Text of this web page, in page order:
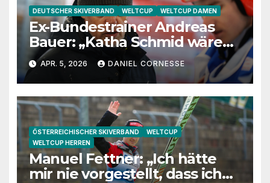
DEUTSCHER SKIVERBAND WELTCUP WELTCUP DAMEN
Ex-Bundestrainer Andreas
Bauer: „Katha Schmid wäre
eine extrem gute
Jugendtrainerin“
APR. 5, 2026 DANIEL CORNESSE
ÖSTERREICHISCHER SKIVERBAND
WELTCUP
WELTCUP HERREN
Manuel Fettner: „Ich hätte
mir nie vorgestellt, dass ich